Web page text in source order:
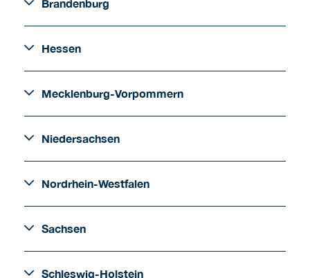
Brandenburg
Hessen
Mecklenburg-Vorpommern
Niedersachsen
Nordrhein-Westfalen
Sachsen
Schleswig-Holstein